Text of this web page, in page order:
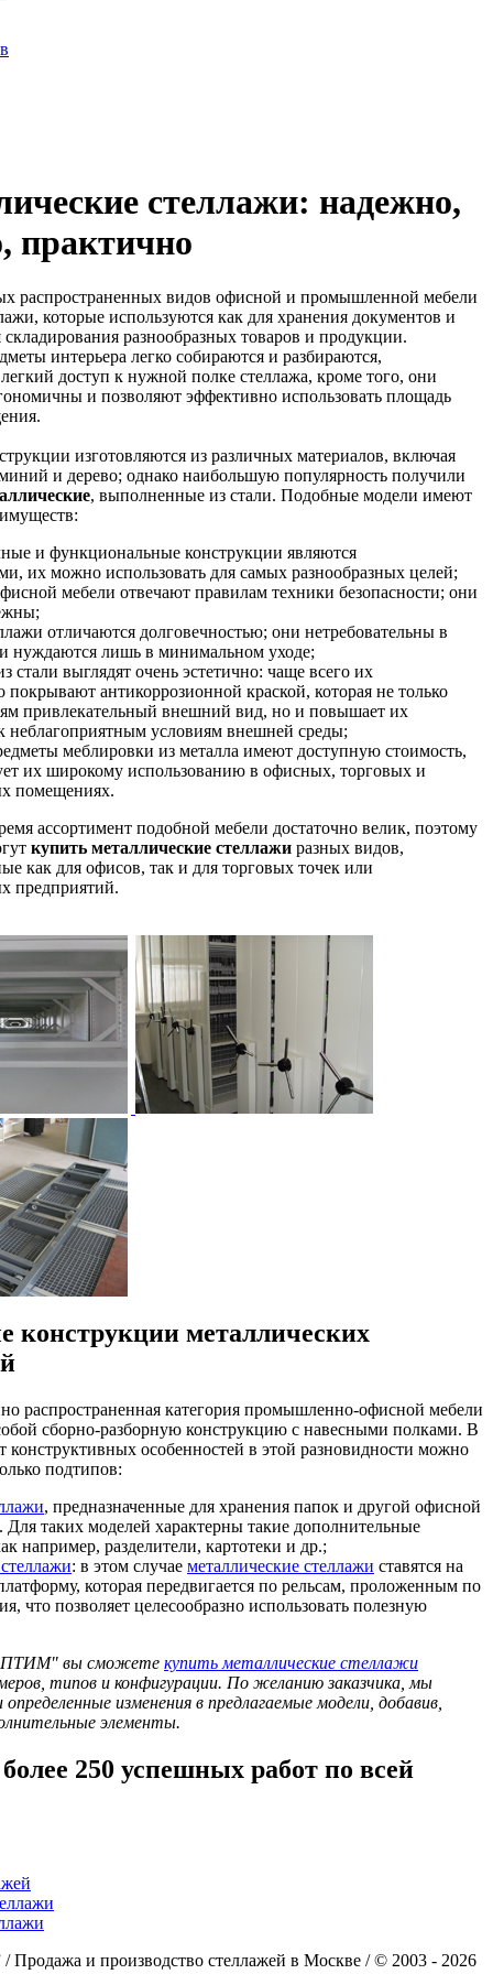
стеллажи: надежно,
практично
распространенных видов офисной и промышленной мебели
которые используются как для хранения документов и
складирования разнообразных товаров и продукции.
интерьера легко собираются и разбираются,
доступ к нужной полке стеллажа, кроме того, они
и позволяют эффективно использовать площадь
изготовляются из различных материалов, включая
и дерево; однако наибольшую популярность получили
, выполненные из стали. Подобные модели имеют
и функциональные конструкции являются
их можно использовать для самых разнообразных целей;
мебели отвечают правилам техники безопасности; они
отличаются долговечностью; они нетребовательны в
нуждаются лишь в минимальном уходе;
стали выглядят очень эстетично: чаще всего их
покрывают антикоррозионной краской, которая не только
привлекательный внешний вид, но и повышает их
неблагоприятным условиям внешней среды;
меблировки из металла имеют доступную стоимость,
их широкому использованию в офисных, торговых и
помещениях.
ассортимент подобной мебели достаточно велик, поэтому
купить металлические стеллажи разных видов,
как для офисов, так и для торговых точек или
предприятий.
конструкции металлических
распространенная категория промышленно-офисной мебели
сборно-разборную конструкцию с навесными полками. В
конструктивных особенностей в этой разновидности можно
подтипов:
, предназначенные для хранения папок и другой офисной
Для таких моделей характерны такие дополнительные
например, разделители, картотеки и др.;
: в этом случае металлические стеллажи ставятся на
которая передвигается по рельсам, проложенным по
что позволяет целесообразно использовать полезную
вы сможете купить металлические стеллажи
типов и конфигурации. По желанию заказчика, мы
изменения в предлагаемые модели, добавив,
элементы.
250 успешных работ по всей
и производство стеллажей в Москве / © 2003 - 2026